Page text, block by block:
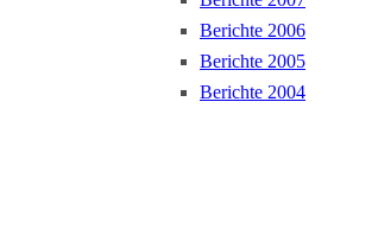
Berichte 2006
Berichte 2005
Berichte 2004